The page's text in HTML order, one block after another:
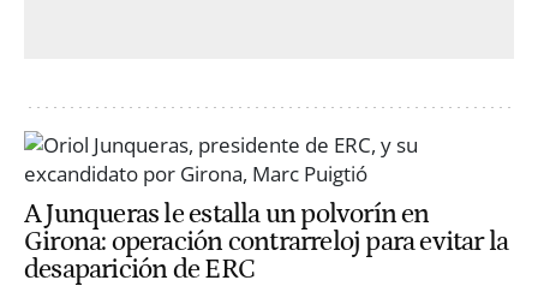
A Junqueras le estalla un polvorín en
Girona: operación contrarreloj para evitar la
desaparición de ERC